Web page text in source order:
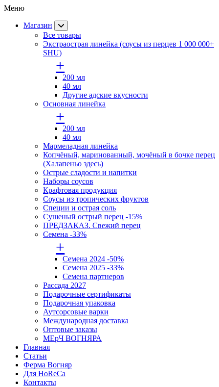
Меню
Магазин
Все товары
Экстраострая линейка (соусы из перцев 1 000 000+
SHU)
+
200 мл
40 мл
Другие адские вкусности
Основная линейка
+
200 мл
40 мл
Мармеладная линейка
Копчёный, маринованный, мочёный в бочке перец
(Халапеньо здесь)
Острые сладости и напитки
Наборы соусов
Крафтовая продукция
Cоусы из тропических фруктов
Специи и острая соль
Сушеный острый перец -15%
ПРЕДЗАКАЗ. Свежий перец
Семена -33%
+
Семена 2024 -50%
Семена 2025 -33%
Семена партнеров
Рассада 2027
Подарочные сертификаты
Подарочная упаковка
Аутсорсовые варки
Международная доставка
Оптовые заказы
МЕрЧ ВОГНЯРА
Главная
Статьи
Ферма Вогняр
Для HoReCa
Контакты